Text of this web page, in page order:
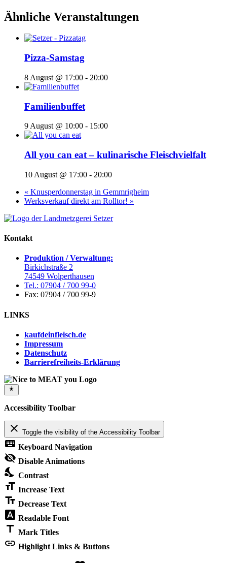
Ähnliche Veranstaltungen
Pizza-Samstag
8 August @ 17:00 - 20:00
Familienbuffet
9 August @ 10:00 - 15:00
All you can eat – kulinarische Fleischvielfalt
10 August @ 17:00 - 20:00
« Knusperdonnerstag in Gemmrigheim
Werksverkauf direkt am Rolltor! »
Kontakt
Produktion / Verwaltung:
Birkichstraße 2
74549 Wolperthausen
Tel.: 07904 / 700 99-0
Fax: 07904 / 700 99-9
LINKS
kaufdeinfleisch.de
Impressum
Datenschutz
Barrierefreiheits-Erklärung
Accessibility Toolbar
close Toggle the visibility of the Accessibility Toolbar
keyboard Keyboard Navigation
visibility_off Disable Animations
nights_stay Contrast
format_size Increase Text
text_fields Decrease Text
font_download Readable Font
title Mark Titles
link Highlight Links & Buttons